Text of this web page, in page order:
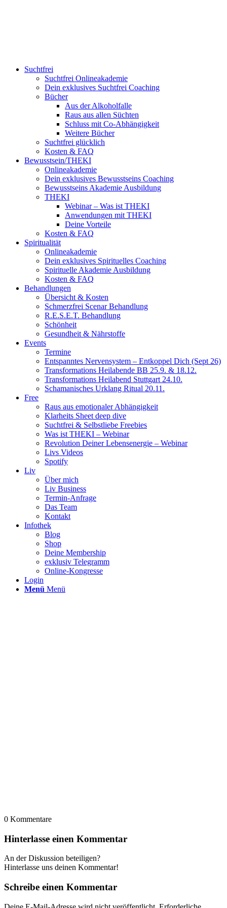
Suchtfrei
Suchtfrei Onlineakademie
Dein exklusives Suchtfrei Coaching
Bücher
Aus der Alkoholfalle
Raus aus allen Süchten
Schluss mit Co-Abhängigkeit
Weitere Bücher
Suchtfrei glücklich
Kosten & FAQ
Bewusstsein/THEKI
Onlineakademie
Dein exklusives Bewusstseins Coaching
Bewusstseins Akademie Ausbildung
THEKI
Webinar – Was ist THEKI
Anwendungen mit THEKI
Deine Vorteile
Kosten & FAQ
Spiritualität
Onlineakademie
Dein exklusives Spirituelles Coaching
Spirituelle Akademie Ausbildung
Kosten & FAQ
Behandlungen
Übersicht & Kosten
Schmerzfrei Scenar Behandlung
R.E.S.E.T. Behandlung
Schönheit
Gesundheit & Nährstoffe
Events
Termine
Entspanntes Nervensystem – Entkoppel Dich (Sept 26)
Transformations Heilabende BB 25.9. & 18.12.
Transformations Heilabend Stuttgart 24.10.
Schamanisches Urklang Ritual 20.11.
Free
Raus aus emotionaler Abhängigkeit
Klarheits Sheet deep dive
Suchtfrei & Selbstliebe Freebies
Was ist THEKI – Webinar
Revolution Deiner Lebensenergie – Webinar
Livs Videos
Spotify
Liv
Über mich
Liv Business
Termin-Anfrage
Das Team
Kontakt
Infothek
Blog
Shop
Deine Membership
exklusiv Telegramm
Online-Kongresse
Login
Menü Menü
0 Kommentare
Hinterlasse einen Kommentar
An der Diskussion beteiligen?
Hinterlasse uns deinen Kommentar!
Schreibe einen Kommentar